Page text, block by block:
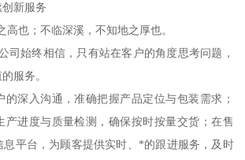
新服务
高也；不临深溪，不知地之厚也。
司始终相信，只有站在客户的角度思考问题，
服务。
的深入沟通，准确把握产品定位与包装需求；
产进度与质量检测，确保按时按量交货；在售
息平台，为顾客提供实时、*的跟进服务，及时